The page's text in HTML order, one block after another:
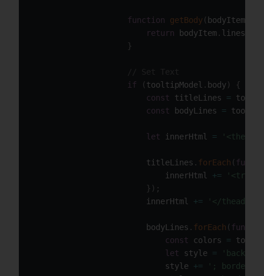
function getBody( bodyItem
return bodyItem . lines
}
if
(tooltipModel . body)
{
const titleLines =
const bodyLines =
let innerHtml = '<thead>'
                        titleLines
. forEach (
                            innerHtml
+=
} ) ;
                        innerHtml
+= '</
                        bodyLines
. forEach (
const colors =
let style =
                            style
+=
'; border-